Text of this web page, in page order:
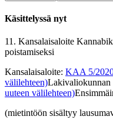
Käsittelyssä nyt
11. Kansalaisaloite
poistamiseksi
Kansalaisaloite: KAA 5/
välilehteen)Lakivaliokunnan
uuteen välilehteen)
(mietintöön sisältyy